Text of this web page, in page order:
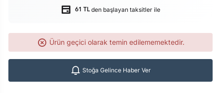
61 TL den başlayan taksitler ile
Ürün geçici olarak temin edilememektedir.
Stoğa Gelince Haber Ver